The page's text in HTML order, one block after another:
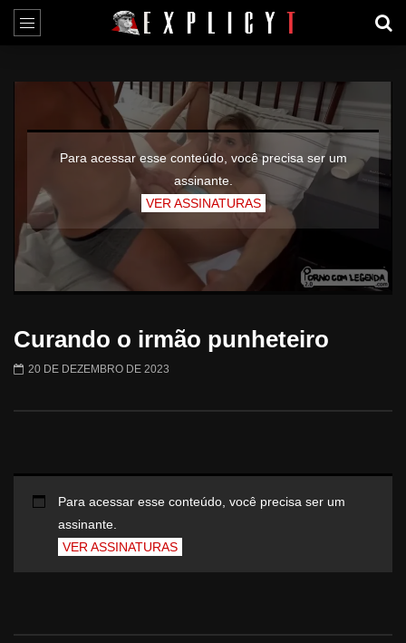
Para acessar esse conteúdo, você precisa ser um
assinante.
VER ASSINATURAS
Curando o irmão punheteiro
20 DE DEZEMBRO DE 2023
Para acessar esse conteúdo, você precisa ser um
assinante.
VER ASSINATURAS